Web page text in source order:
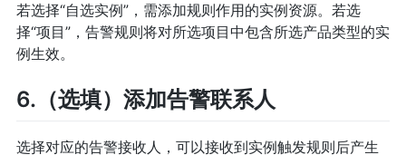
若选择“自选实例”，需添加规则作用的实例资源。若选
择“项目”，告警规则将对所选项目中包含所选产品类型的实
例生效。
6.（选填）添加告警联系人
选择对应的告警接收人，可以接收到实例触发规则后产生